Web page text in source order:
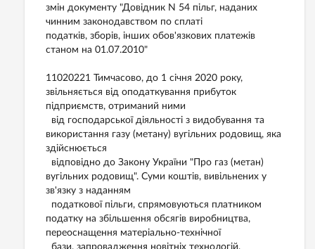
змін документу "Довідник N 54 пільг, наданих
чинним законодавством по сплаті
податків, зборів, інших обов'язкових платежів
станом на 01.07.2010"
11020221 Тимчасово, до 1 січня 2020 року,
звільняється від оподаткування прибуток
підприємств, отриманий ними
від господарської діяльності з видобування та
використання газу (метану) вугільних родовищ, яка
здійснюється
відповідно до Закону України "Про газ (метан)
вугільних родовищ". Суми коштів, вивільнених у
зв'язку з наданням
податкової пільги, спрямовуються платником
податку на збільшення обсягів виробництва,
переоснащення матеріально-технічної
бази, запровадження новітніх технологій,